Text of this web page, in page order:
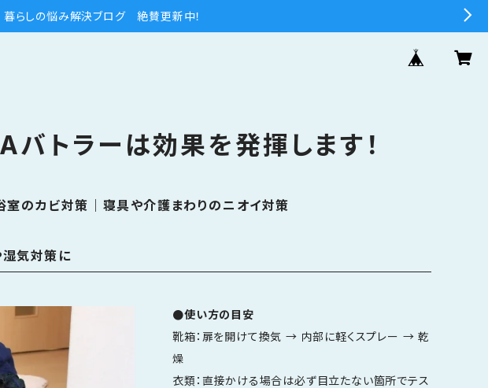
暮らしの悩み解決ブログ 絶賛更新中！
バトラーは効果を発揮します！
室のカビ対策｜寝具や介護まわりのニオイ対策
湿気対策に
●使い方の目安
靴箱：扉を開けて換気 → 内部に軽くスプレー → 乾
燥
衣類：直接かける場合は必ず目立たない箇所でテス